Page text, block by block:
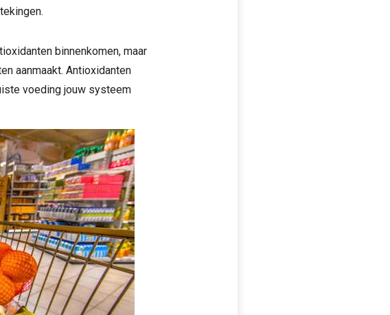
binnenkomen, maar
aanmaakt. Antioxidanten
voeding jouw systeem